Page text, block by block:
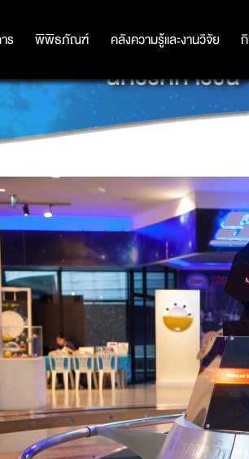
ร พิพิธภัณฑ์ คลังความรู้และงานวิจัย
ร พิพิธภัณฑ์ คลังความรู้และงานวิจัย
นิทรรศการชั้น